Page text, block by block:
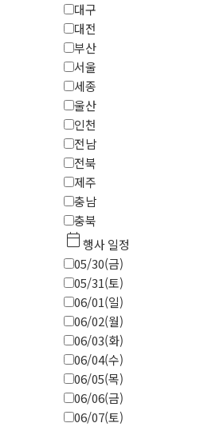
대구
대전
부산
서울
세종
울산
인천
전남
전북
제주
충남
충북
calendar_today행사 일정
05/30(금)
05/31(토)
06/01(일)
06/02(월)
06/03(화)
06/04(수)
06/05(목)
06/06(금)
06/07(토)